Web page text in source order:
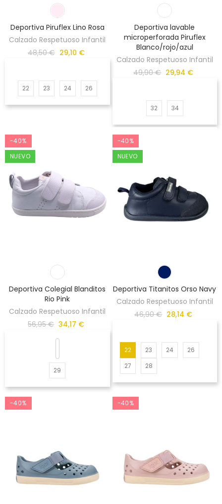
Deportiva Piruflex Lino Rosa
Calzado Respetuoso Infantil
48,50 € 29,10 €
22 23 24 26
Deportiva lavable
microperforada Piruflex
Blanco/rojo/azul
Calzado Respetuoso Infantil
49,90 € 29,94 €
32 34
-40%
NUEVO
Deportiva Colegial Blanditos
Rio Pink
Calzado Respetuoso Infantil
56,95 € 34,17 €
29
-40%
NUEVO
Deportiva Titanitos Orso Navy
Calzado Respetuoso Infantil
46,90 € 28,14 €
22 23 24
26
27
28
-40% -40%